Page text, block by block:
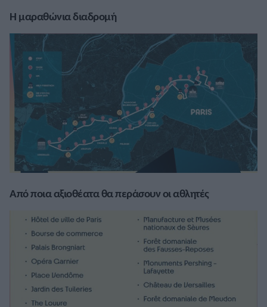
Η μαραθώνια διαδρομή
Από ποια αξιοθέατα θα περάσουν οι αθλητές